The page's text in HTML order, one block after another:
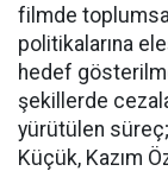
filmde
politikalarına
hedef
şekillerde
yürütülen
Küçük, Kazım